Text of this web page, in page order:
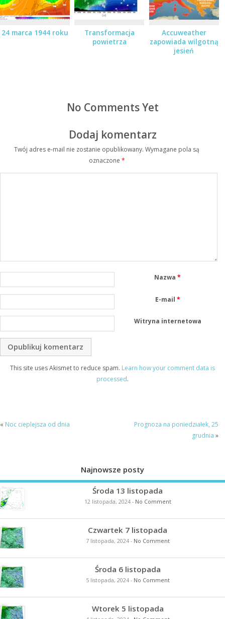
24 marca 1944 roku
Transformacja
powietrza
Accuweather
zapowiada wilgotną
jesień
No Comments Yet
Dodaj komentarz
Twój adres e-mail nie zostanie opublikowany. Wymagane pola są
oznaczone *
Nazwa*
E-mail *
Witryna internetowa
This site uses Akismet to reduce spam. Learn how your comment data is
processed.
« Noc cieplejsza od dnia
Prognoza na poniedziałek, 25
grudnia »
Najnowsze posty
Środa 13 listopada
12 listopada, 2024- No Comment
Czwartek 7 listopada
7 listopada, 2024- No Comment
Środa 6 listopada
5 listopada, 2024- No Comment
Wtorek 5 listopada